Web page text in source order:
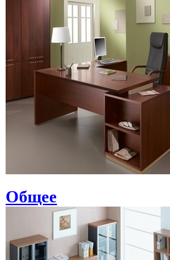
Общее